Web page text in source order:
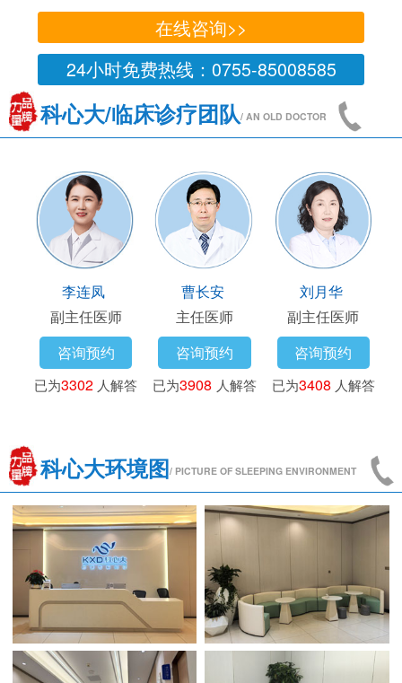
在线咨询>>
24小时免费热线：0755-85008585
科心大/临床诊疗团队/ AN OLD DOCTOR
任医师
人解答
副主任医师
咨询预约
已为3302人解答
主任医师
咨询预约
已为3908 人解答
副主
已为3408
科心大环境图/ PICTURE OF SLEEPING ENVIRONMENT